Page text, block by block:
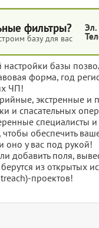
фильтры?
базу для вас
Эл.
базы
форма, год
ЧП!
экстренные
и спасательных
специалисты
обеспечить
оно у вас под рукой!
добавить поля,
из открытых
проектов!